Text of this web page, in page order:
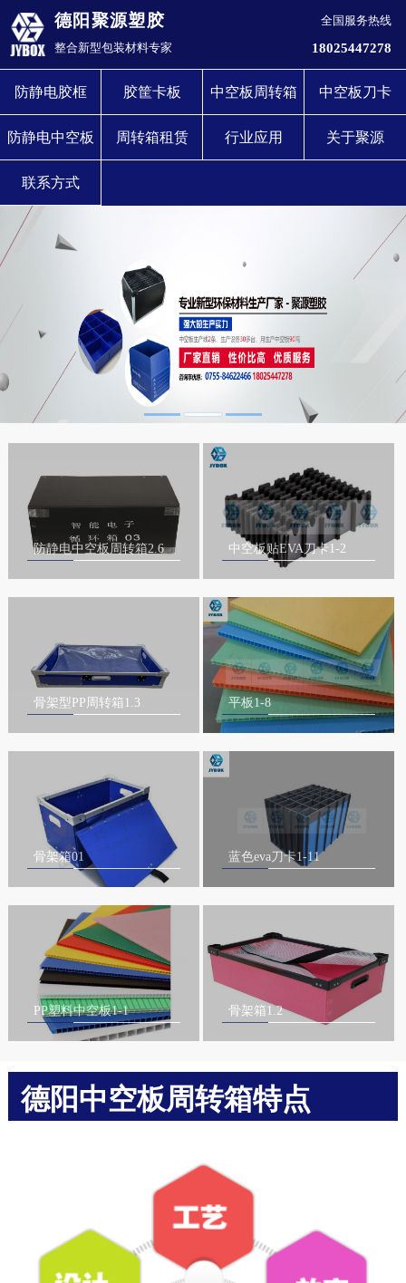
德阳聚源塑胶
整合新型包装材料专家
全国服务热线
18025447278
防静电胶框 胶筐卡板 中空板周转箱 中空板刀卡
防静电中空板 周转箱租赁 行业应用 关于聚源
联系方式
防静电中空板周转箱2.6 中空板贴EVA刀卡1-2
骨架型PP周转箱1.3 平板1-8
骨架箱01 蓝色eva刀卡1-11
PP塑料中空板1-1 骨架箱1.2
德阳中空板周转箱特点